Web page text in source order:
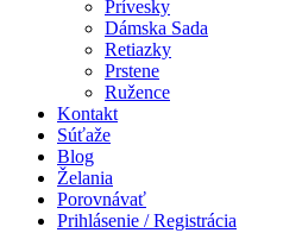
Prívesky
Dámska Sada
Retiazky
Prstene
Ružence
Kontakt
Súťaže
Blog
Želania
Porovnávať
Prihlásenie / Registrácia